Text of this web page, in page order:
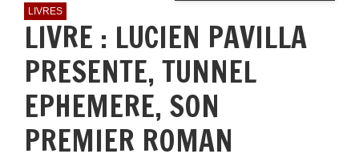
LIVRES
LIVRE : LUCIEN PAVILLA
PRESENTE, TUNNEL
EPHEMERE, SON
PREMIER ROMAN